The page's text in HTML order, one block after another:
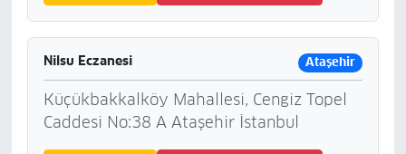
Nilsu Eczanesi Ataşehir
Küçükbakkalköy Mahallesi, Cengiz Topel
Caddesi No:38 A Ataşehir İstanbul